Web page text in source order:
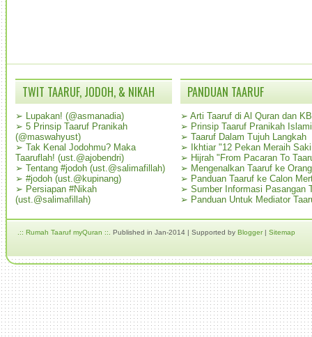
TWIT TAARUF, JODOH, & NIKAH
➢ Lupakan! (@asmanadia)
➢ 5 Prinsip Taaruf Pranikah
(@maswahyust)
➢ Tak Kenal Jodohmu? Maka
Taaruflah! (ust.@ajobendri)
➢ Tentang #jodoh (ust.@salimafillah)
➢ #jodoh (ust.@kupinang)
➢ Persiapan #Nikah
(ust.@salimafillah)
PANDUAN TAARUF
➢ Arti Taaruf di Al Quran dan
➢ Prinsip Taaruf Pranikah Islami
➢ Taaruf Dalam Tujuh Langkah
➢
Ikhtiar "12 Pekan Meraih
➢ Hijrah "From Pacaran To
➢ Mengenalkan Taaruf ke
➢ Panduan Taaruf ke Calon
➢ Sumber Informasi Pasangan
➢ Panduan Untuk Mediator
.:: Rumah Taaruf myQuran ::. Published in Jan-2014 | Supported by Blogger| Sitemap